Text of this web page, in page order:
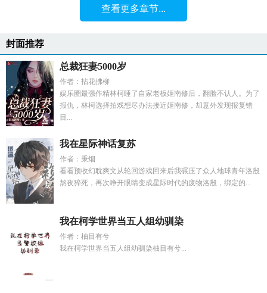
查看更多章节...
封面推荐
总裁狂妻5000岁
作者：拈花拂柳
娱乐圈最强作精林柯睡了自家老板姬南修后，翻脸不认人。为了
报仇，林柯选择拍戏想尽办法接近姬南修，却意外发现报复错
目...
我在星际神话复苏
作者：秉烟
看看预收幻耽爽文从轮回游戏回来后我碾压了众人地球青年洛殷
熬夜猝死，再次睁开眼睛变成星际时代的废物洛殷，绑定的...
我在柯学世界当五人组幼驯染
作者：柚目有兮
我在柯学世界当五人组幼驯染柚目有兮...